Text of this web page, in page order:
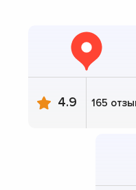
4.9 165